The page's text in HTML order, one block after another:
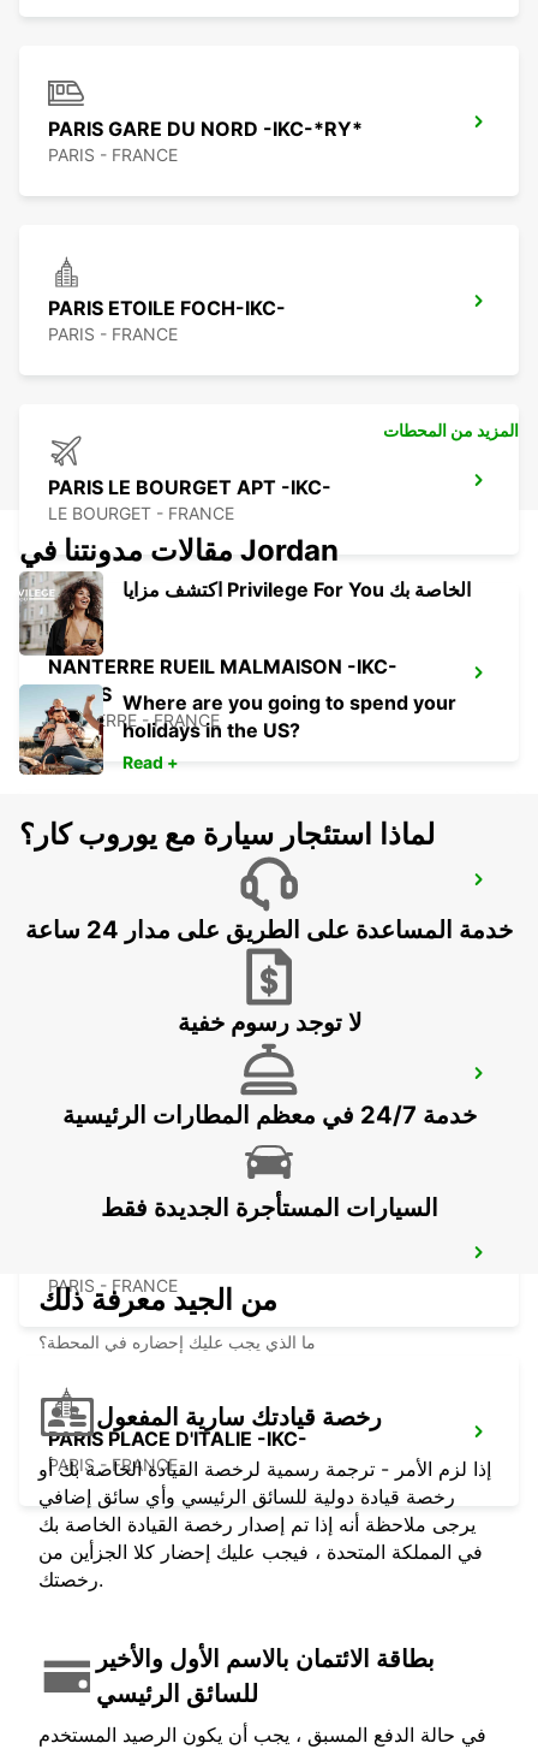
PARIS GARE DU NORD -IKC-*RY*
PARIS - FRANCE
PARIS ETOILE FOCH-IKC-
PARIS - FRANCE
PARIS LE BOURGET APT -IKC-
LE BOURGET - FRANCE
NANTERRE RUEIL MALMAISON -IKC-
*VANS
NANTERRE - FRANCE
PARIS SNCF PASTEUR MONTPARNASSE-
PARIS - FRANCE
PARIS GARE DE LYON -IKC- *RY*
PARIS - FRANCE
PARIS - FRANCE
PARIS PLACE D'ITALIE -IKC-
PARIS - FRANCE
المزيد من المحطات
مقالات مدونتنا في Jordan
اكتشف مزايا Privilege For You الخاصة بك
Where are you going to spend your
holidays in the US?
Read +
لماذا استئجار سيارة مع يوروب كار؟
خدمة المساعدة على الطريق على مدار 24 ساعة
لا توجد رسوم خفية
خدمة 24/7 في معظم المطارات الرئيسية
السيارات المستأجرة الجديدة فقط
من الجيد معرفة ذلك
ما الذي يجب عليك إحضاره في المحطة؟
رخصة قيادتك سارية المفعول
إذا لزم الأمر - ترجمة رسمية لرخصة القيادة الخاصة بك أو
رخصة قيادة دولية للسائق الرئيسي وأي سائق إضافي
يرجى ملاحظة أنه إذا تم إصدار رخصة القيادة الخاصة بك
في المملكة المتحدة ، فيجب عليك إحضار كلا الجزأين من
رخصتك.
بطاقة الائتمان بالاسم الأول والأخير
للسائق الرئيسي
في حالة الدفع المسبق ، يجب أن يكون الرصيد المستخدم